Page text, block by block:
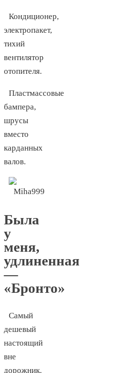
Кондиционер,
электропакет,
тихий
вентилятор
отопителя.
Пластмассовые
бампера,
шрусы
вместо
карданных
валов.
Была
у
меня,
удлиненная
—
«Бронто»
Самый
дешевый
настоящий
вне
дорожник.